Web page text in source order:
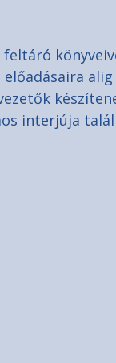
interjúja